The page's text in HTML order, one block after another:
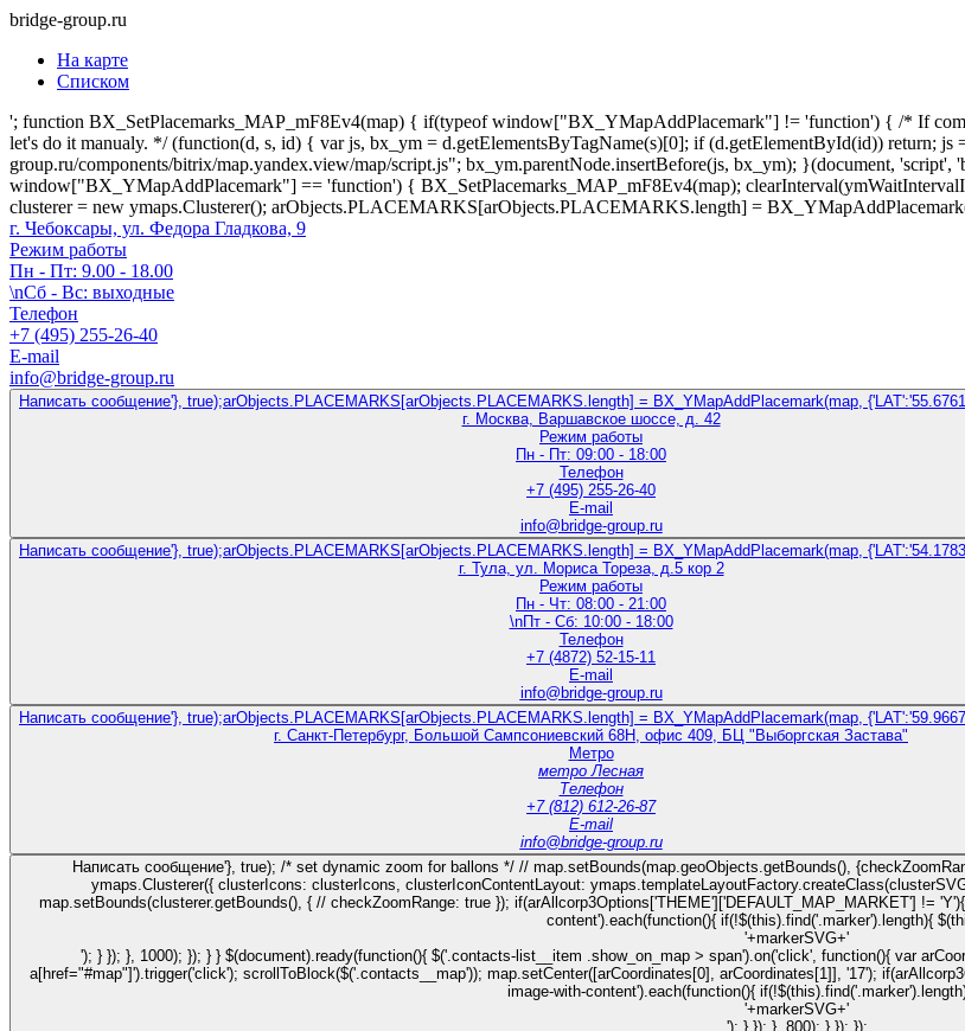
bridge-group.ru
На карте
Списком
'; function BX_SetPlacemarks_MAP_mF8Ev4(map) { if(typeof window["BX_YMapAddPlacemark"] != 'function') { /* If
let's do it manualy. */ (function(d, s, id) { var js, bx_ym = d.getElementsByTagName(s)[0]; if (d.getElementById(id)) return; js
group.ru/components/bitrix/map.yandex.view/map/script.js"; bx_ym.parentNode.insertBefore(js, bx_ym); }(document,
window["BX_YMapAddPlacemark"] == 'function') { BX_SetPlacemarks_MAP_mF8Ev4(map);
clusterer = new ymaps.Clusterer(); arObjects.PLACEMARKS[arObjects.PLACEMARKS.length] =
г. Чебоксары, ул. Федора Гладкова, 9
Режим работы
Пн - Пт: 9.00 - 18.00
\nСб - Вс: выходные
Телефон
+7 (495) 255-26-40
E-mail
info@bridge-group.ru
Написать сообщение'}, true);arObjects.PLACEMARKS[arObjects.PLACEMARKS.length] = BX_YMapAddPlacemark(map,
г. Москва, Варшавское шоссе, д. 42
Режим работы
Пн - Пт: 09:00 - 18:00
Телефон
+7 (495) 255-26-40
E-mail
info@bridge-group.ru
Написать сообщение'}, true);arObjects.PLACEMARKS[arObjects.PLACEMARKS.length] = BX_YMapAddPlacemark(map,
г. Тула, ул. Мориса Тореза, д.5 кор 2
Режим работы
Пн - Чт: 08:00 - 21:00
\nПт - Сб: 10:00 - 18:00
Телефон
+7 (4872) 52-15-11
E-mail
info@bridge-group.ru
Написать сообщение'}, true);arObjects.PLACEMARKS[arObjects.PLACEMARKS.length] = BX_YMapAddPlacemark(map,
г. Санкт-Петербург, Большой Сампсониевский 68Н, офис 409, БЦ "Выборгская Застава"
Метро
метро Лесная
Телефон
+7 (812) 612-26-87
E-mail
info@bridge-group.ru
Написать сообщение'}, true); /* set dynamic zoom for ballons */ // map.setBounds(map.geoObjects.getBounds(),
ymaps.Clusterer({ clusterIcons: clusterIcons, clusterIconContentLayout:
map.setBounds(clusterer.getBounds(), { // checkZoomRange: true }); if(arAllcorp3Options['THEME']['DEFAULT_MAP_MARKET'] !=
content').each(function(){ if(!$(this).find('.marker').length){
'+markerSVG+'
'); } }); }, 1000); }); } } $(document).ready(function(){ $('.contacts-list__item .show_on_map > span').on('click', function(){ var
a[href="#map"]').trigger('click'); scrollToBlock($('.contacts__map')); map.setCenter([arCoordinates[0], arCoordinates[1]], '17');
image-with-content').each(function(){
'+markerSVG+'
'); } }); }, 800); } }); });